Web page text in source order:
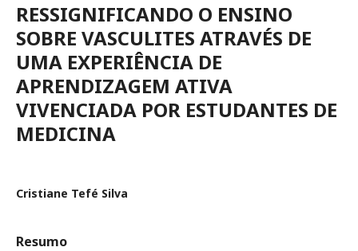
RESSIGNIFICANDO O ENSINO
SOBRE VASCULITES ATRAVÉS DE
UMA EXPERIÊNCIA DE
APRENDIZAGEM ATIVA
VIVENCIADA POR ESTUDANTES DE
MEDICINA
Cristiane Tefé Silva
Resumo